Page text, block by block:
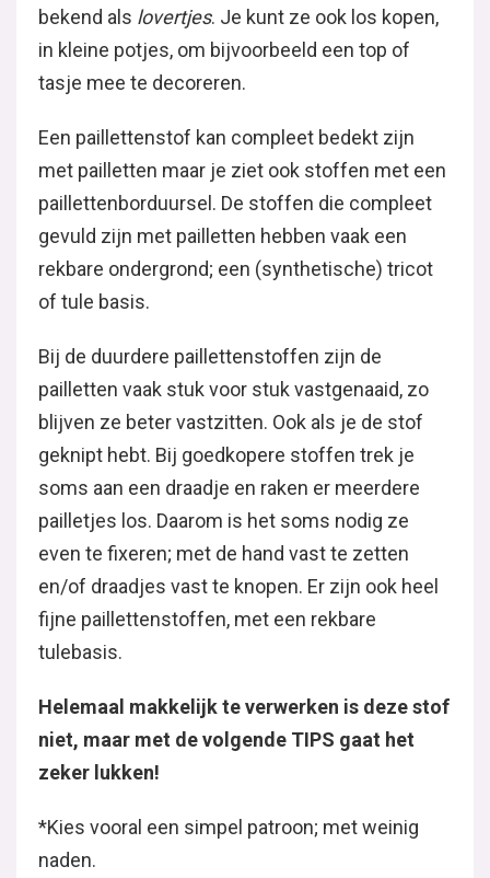
bekend als lovertjes. Je kunt ze ook los kopen,
in kleine potjes, om bijvoorbeeld een top of
tasje mee te decoreren.
Een paillettenstof kan compleet bedekt zijn
met pailletten maar je ziet ook stoffen met een
paillettenborduursel. De stoffen die compleet
gevuld zijn met pailletten hebben vaak een
rekbare ondergrond; een (synthetische) tricot
of tule basis.
Bij de duurdere paillettenstoffen zijn de
pailletten vaak stuk voor stuk vastgenaaid, zo
blijven ze beter vastzitten. Ook als je de stof
geknipt hebt. Bij goedkopere stoffen trek je
soms aan een draadje en raken er meerdere
pailletjes los. Daarom is het soms nodig ze
even te fixeren; met de hand vast te zetten
en/of draadjes vast te knopen. Er zijn ook heel
fijne paillettenstoffen, met een rekbare
tulebasis.
Helemaal makkelijk te verwerken is deze stof
niet, maar met de volgende TIPS gaat het
zeker lukken!
*Kies vooral een simpel patroon; met weinig
naden.